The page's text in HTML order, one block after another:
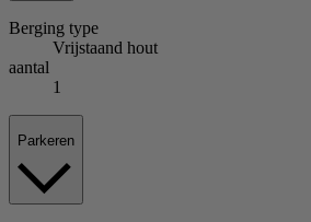
Berging type
Vrijstaand hout
aantal
1
Parkeren